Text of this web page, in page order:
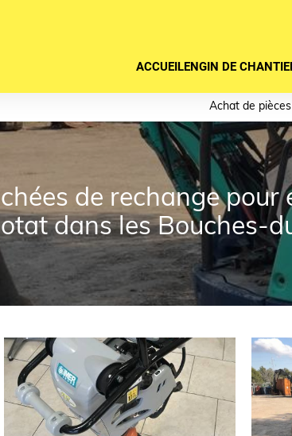
ACCUEILENGIN DE
Achat de
de rechange pour
dans les Bouches-